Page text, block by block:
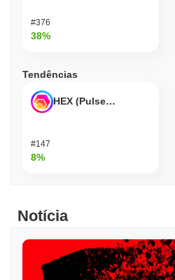
#376
38%
Tendências
HEX (Pulsechain)
#147
8%
Notícia